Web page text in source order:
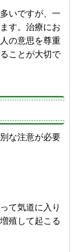
いですが、一
す。治療にお
の意思を尊重
ことが大切で
な注意が必要
て気道に入り
殖して起こる